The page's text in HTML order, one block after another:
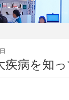
疾病を知